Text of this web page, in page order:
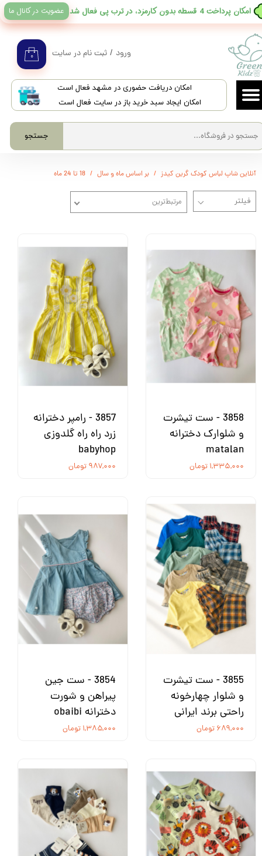
​امکان دریافت حضوری در مشهد فعال است
امکان ایجاد سبد خرید باز در سایت فعال است
جستجو
۰ ورود / ثبت نام در سایت
حساب کاربری من
تغییر گذر واژه
سفارشات
خروج از حساب کاربری
​امکان پرداخت 4 قسطه بدون کارمزد، در ترب پی فعال شد عضویت در کانال ما
آنلاین شاپ لباس کودک گرین کیدز بر اساس ماه و سال 18 تا 24 ماه
مرتبط‌ترین
3858 - ست تیشرت
و شلوارک دخترانه
matalan
۱,۳۳۵,۰۰۰ تومان
3857 - رامپر دخترانه
زرد راه راه گلدوزی
babyhop
۹۸۷,۰۰۰ تومان
3855 - ست تیشرت
و شلوار چهارخونه
راحتی برند ایرانی
۶۸۹,۰۰۰ تومان
3854 - ست جین
پیراهن و شورت
دخترانه obaibi
۱,۳۸۵,۰۰۰ تومان